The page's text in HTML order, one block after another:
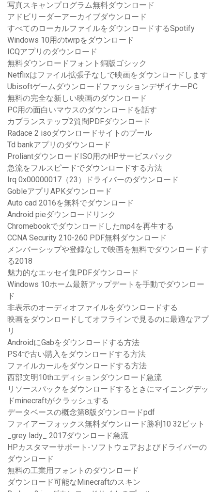
写真スキャンプログラム無料ダウンロード
アドビリーダーアーカイブダウンロード
すべてのローカルファイルをダウンロードするSpotify
Windows 10用のtwrpをダウンロード
ICQアプリのダウンロード
無料ダウンロードフォント銅版ゴシック
Netflixはファイル拡張子なしで映画をダウンロードします
UbisoftゲームダウンロードファッションデザイナーPC
無料の完全な新しい映画のダウンロード
PC用の面白いマウスのダウンロードを話す
カプランステップ2質問PDFダウンロード
Radace 2 isoダウンロードサイトのプール
Td bankアプリのダウンロード
ProliantダウンロードISO用のHPサービスパック
急流をフルスピードでダウンロードする方法
Irq 0x00000017（23）ドライバーのダウンロード
GobleアプリAPKダウンロード
Auto cad 2016を無料でダウンロード
Android pieダウンロードリンク
Chromebookでダウンロードしたmp4を再生する
CCNA Security 210-260 PDF無料ダウンロード
メンバーシップや登録なしで映画を無料でダウンロードす
る2018
魅力的なエッセイ集PDFダウンロード
Windows 10ホーム最新アップデートを手動でダウンロー
ド
非表示のオーディオファイルをダウンロードする
映画をダウンロードしてオフラインで見るのに最適なアプ
リ
AndroidにGabをダウンロードする方法
PS4で古い購入をダウンロードする方法
ファイルカールをダウンロードする方法
西部文明10thエディションダウンロード急流
リソースパックをダウンロードするときにマイニングデッ
ドminecraftがクラッシュする
データベースの概念第8版ダウンロードpdf
ファイアーフォックス無料ダウンロード勝利10 32ビット
_grey lady_ 2017ダウンロード急流
HPカスタマーサポート-ソフトウェアおよびドライバーの
ダウンロード
無料の工業用フォントのダウンロード
ダウンロード可能なMinecraftのスキン